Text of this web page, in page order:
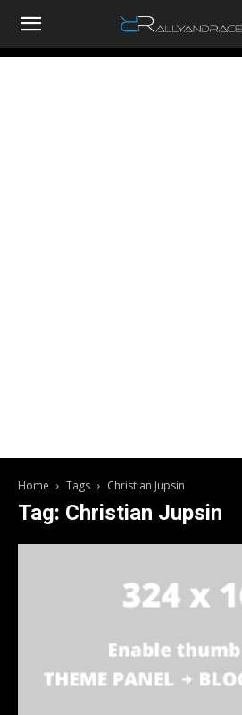
RallyandRaces.com
Home Tags Christian Jupsin
Tag: Christian Jupsin